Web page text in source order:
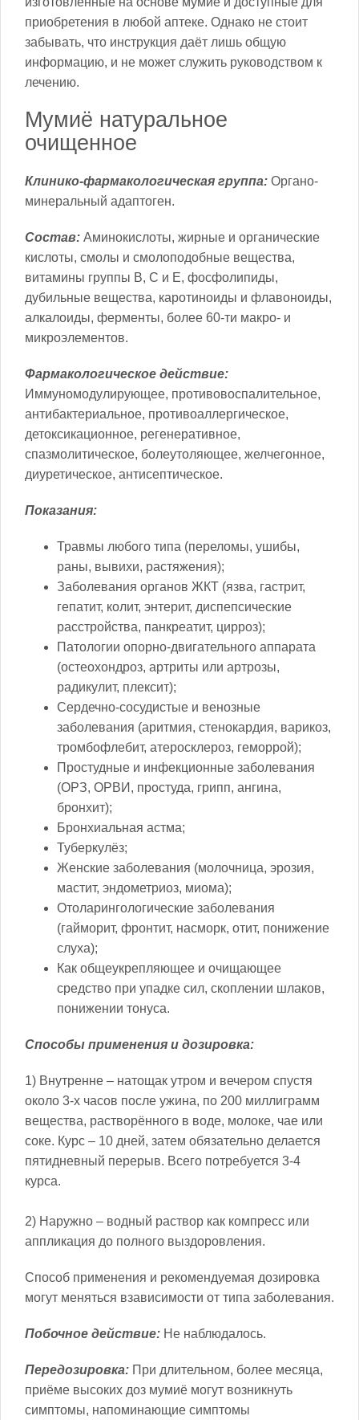
приобретения в любой аптеке. Однако не стоит
забывать, что инструкция даёт лишь общую
информацию, и не может служить руководством к
лечению.
Мумиё натуральное
очищенное
Клинико-фармакологическая группа: Органо-
минеральный адаптоген.
Состав: Аминокислоты, жирные и органические
кислоты, смолы и смолоподобные вещества,
витамины группы В, С и Е, фосфолипиды,
дубильные вещества, каротиноиды и флавоноиды,
алкалоиды, ферменты, более 60-ти макро- и
микроэлементов.
Фармакологическое действие:
Иммуномодулирующее, противовоспалительное,
антибактериальное, противоаллергическое,
детоксикационное, регенеративное,
спазмолитическое, болеутоляющее, желчегонное,
диуретическое, антисептическое.
Показания:
Травмы любого типа (переломы, ушибы,
раны, вывихи, растяжения);
Заболевания органов ЖКТ (язва, гастрит,
гепатит, колит, энтерит, диспепсические
расстройства, панкреатит, цирроз);
Патологии опорно-двигательного аппарата
(остеохондроз, артриты или артрозы,
радикулит, плексит);
Сердечно-сосудистые и венозные
заболевания (аритмия, стенокардия, варикоз,
тромбофлебит, атеросклероз, геморрой);
Простудные и инфекционные заболевания
(ОРЗ, ОРВИ, простуда, грипп, ангина,
бронхит);
Бронхиальная астма;
Туберкулёз;
Женские заболевания (молочница, эрозия,
мастит, эндометриоз, миома);
Отоларингологические заболевания
(гайморит, фронтит, насморк, отит, понижение
слуха);
Как общеукрепляющее и очищающее
средство при упадке сил, скоплении шлаков,
понижении тонуса.
Способы применения и дозировка:
1) Внутренне – натощак утром и вечером спустя
около 3-х часов после ужина, по 200 миллиграмм
вещества, растворённого в воде, молоке, чае или
соке. Курс – 10 дней, затем обязательно делается
пятидневный перерыв. Всего потребуется 3-4
курса.
2) Наружно – водный раствор как компресс или
аппликация до полного выздоровления.
Способ применения и рекомендуемая дозировка
могут меняться взависимости от типа заболевания.
Побочное действие: Не наблюдалось.
Передозировка: При длительном, более месяца,
приёме высоких доз мумиё могут возникнуть
симптомы, напоминающие симптомы